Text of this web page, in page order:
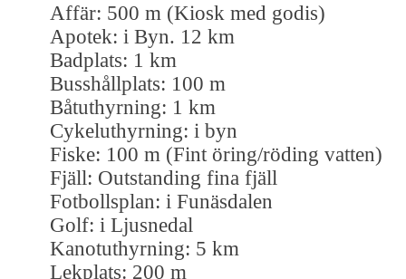
Affär: 500 m (Kiosk med godis)
Apotek: i Byn. 12 km
Badplats: 1 km
Busshållplats: 100 m
Båtuthyrning: 1 km
Cykeluthyrning: i byn
Fiske: 100 m (Fint öring/röding vatten)
Fjäll: Outstanding fina fjäll
Fotbollsplan: i Funäsdalen
Golf: i Ljusnedal
Kanotuthyrning: 5 km
Lekplats: 200 m